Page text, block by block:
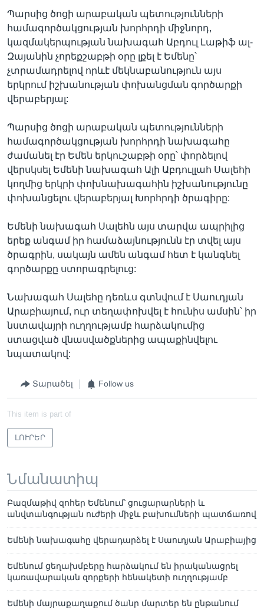
Պարսից ծոցի արաբական պետությունների
համագործակցության խորհրդի միջնորդ,
կազմակերպության նախագահ Աբդուլ Լաթիֆ ալ-
Զայանին չորեքշաբթի օրը լքել է Եմենը՝
չտրամադրելով որևէ մեկնաբանություն այս
երկրում իշխանության փոխանցման գործարքի
վերաբերյալ:
Պարսից ծոցի արաբական պետությունների
համագործակցության խորհրդի նախագահը
ժամանել էր Եմեն երկուշաբթի օրը՝ փորձելով
վերսկսել Եմենի նախագահ Ալի Աբդուլլահ Սալեհի
կողմից երկրի փոխնախագահին իշխանությունը
փոխանցելու վերաբերյալ Խորհրդի ծրագիրը:
Եմենի նախագահ Սալեհն այս տարվա ապրիլից
երեք անգամ իր համաձայնությունն էր տվել այս
ծրագրին, սակայն ամեն անգամ հետ է կանգնել
գործարքը ստորագրելուց:
Նախագահ Սալեհը դեռևս գտնվում է Սաուդյան
Արաբիայում, ուր տեղափոխվել է հունիս ամսին՝ իր
նստավայրի ուղղությամբ հարձակումից
ստացված վնասվածքներից ապաքինվելու
նպատակով:
Տարածել Follow us
This item is part of
ԼՈՒՐԵՐ
Նմանատիպ
Բազմաթիվ զոհեր Եմենում՝ ցուցարարների և
անվտանգության ուժերի միջև բախումների պատճառով
Եմենի նախագահը վերադարձել է Սաուդյան Արաբիայից
Եմենում ցեղախմբերը հարձակում են իրականացրել
կառավարական զորքերի հենակետի ուղղությամբ
Եմենի մայրաքաղաքում ծանր մարտեր են ընթանում